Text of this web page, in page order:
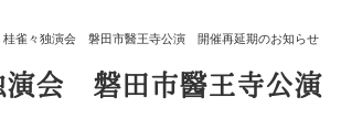
桂雀々独演会 磐田市醫王寺公演 開催再延期のお知らせ
演会 磐田市醫王寺公演